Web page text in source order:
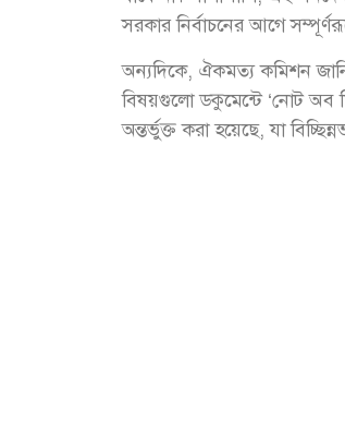
সরকার নির্বাচনের আগে
অন্যদিকে, ঐকমত্য কমিশন
বিষয়গুলো ডকুমেন্টে ‘নোট অব
অন্তর্ভুক্ত করা হয়েছে, যা